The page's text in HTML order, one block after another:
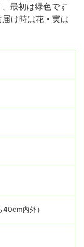
最初は緑色です
け時は花・実は
内外）